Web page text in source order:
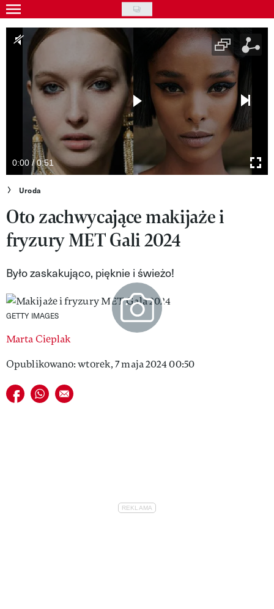
Skip
to
main
Gwiazdy
Ludzie
Moda
Uroda
Styl życia
Kultura
Wideo
Nasze akcje
VIVA!ART
VIVA!MAN
VIVA!PEOPLE POWER
VIVA!ITAKA
MAGAZYN VIVA!
0:00 / 0:51
Uroda
Oto zachwycające makijaże i
fryzury MET Gali 2024
Było zaskakująco, pięknie i świeżo!
GETTY IMAGES
Marta Cieplak
Opublikowano: wtorek, 7 maja 2024 00:50
Udostępnij na facebook
Udostępnij na whatsapp
E-mail do przyjaciela